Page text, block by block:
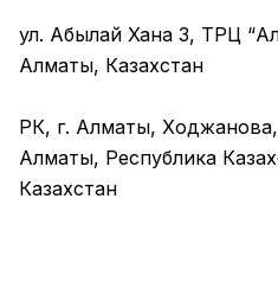
ул. Абылай Хана 3, ТРЦ
Алматы, Казахстан
РК, г. Алматы,
Алматы, Республика
Казахстан